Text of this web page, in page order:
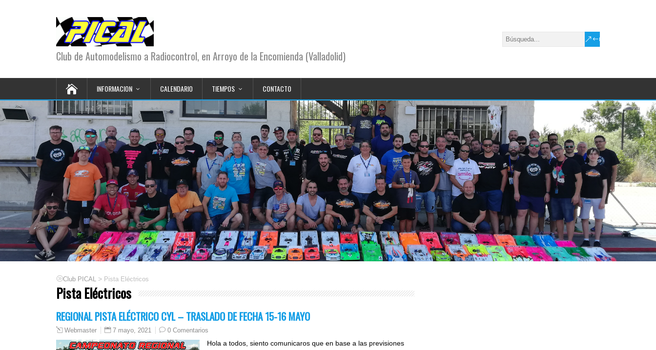
Club de Automodelismo a Radiocontrol, en Arroyo de la Encomienda (Valladolid)
INFORMACION CALENDARIO TIEMPOS CONTACTO
Club PICAL > Pista Eléctricos
Pista Eléctricos
REGIONAL PISTA ELÉCTRICO CYL – TRASLADO DE FECHA 15-16 MAYO
Webmaster 7 mayo, 2021 0 Comentarios
Hola a todos, siento comunicaros que en base a las previsiones